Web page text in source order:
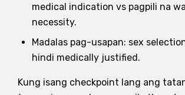
medical indication vs pagpili na
necessity.
Madalas pag-usapan: sex
hindi medically justified.
Kung isang checkpoint lang ang